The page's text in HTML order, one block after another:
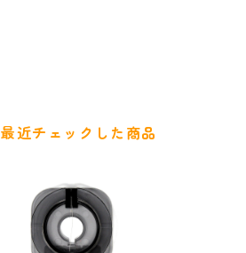
最近チェックした商品